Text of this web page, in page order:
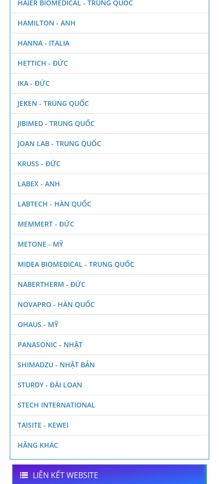
HAIER BIOMEDICAL - TRUNG QUỐC
HAMILTON - ANH
HANNA - ITALIA
HETTICH - ĐỨC
IKA - ĐỨC
JEKEN - TRUNG QUỐC
JIBIMED - TRUNG QUỐC
JOAN LAB - TRUNG QUỐC
KRUSS - ĐỨC
LABEX - ANH
LABTECH - HÀN QUỐC
MEMMERT - ĐỨC
METONE - MỸ
MIDEA BIOMEDICAL - TRUNG QUỐC
NABERTHERM - ĐỨC
NOVAPRO - HÀN QUỐC
OHAUS - MỸ
PANASONIC - NHẬT
SHIMADZU - NHẬT BẢN
STURDY - ĐÀI LOAN
STECH INTERNATIONAL
TAISITE - KEWEI
HÃNG KHÁC
LIÊN KẾT WEBSITE